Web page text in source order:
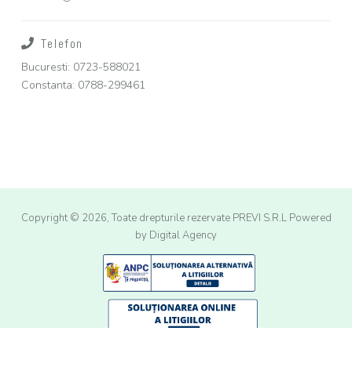
Telefon
Bucuresti: 0723-588021
Constanta: 0788-299461
Copyright © 2026, Toate drepturile rezervate PREVI S.R.L Powered
by Digital Agency